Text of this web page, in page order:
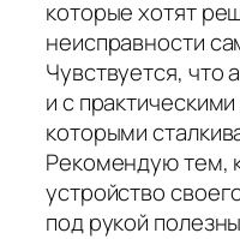
которые хотят
неисправности
Чувствуется, что
и с
которыми
Рекомендую тем,
устройство
под рукой